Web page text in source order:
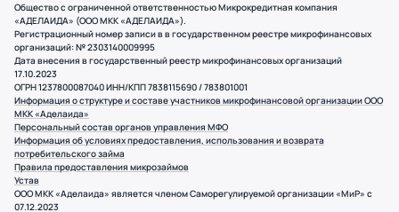
Общество с ограниченной ответственностью Микрокредитная компания
«АДЕЛАИДА» (ООО МКК «АДЕЛАИДА»).
Регистрационный номер записи в в государственном реестре микрофинансовых
организаций: № 2303140009995
Дата внесения в государственный реестр микрофинансовых организаций
17.10.2023
ОГРН 1237800087040 ИНН/КПП 7838115690 / 783801001
Информация о структуре и составе участников микрофинансовой организации ООО
МКК «Аделаида»
Персональный состав органов управления МФО
Информация об условиях предоставления, использования и возврата
потребительского займа
Правила предоставления микрозаймов
Устав
ООО МКК «Аделаида» является членом Саморегулируемой организации «МиР» с
07.12.2023